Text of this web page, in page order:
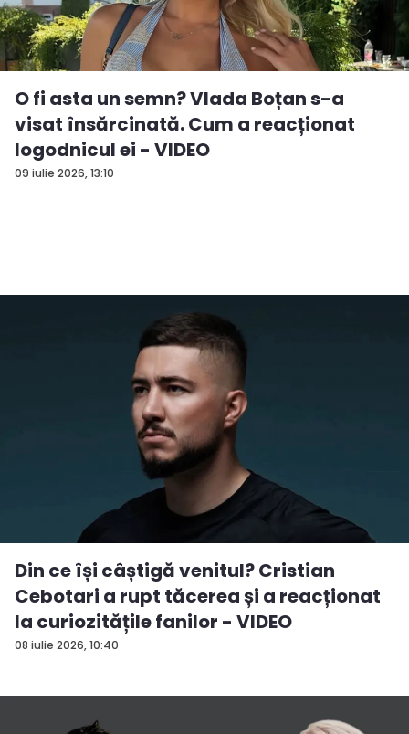
09 iulie 2026, 13:10
O fi asta un semn? Vlada Boțan s-a
visat însărcinată. Cum a reacționat
logodnicul ei - VIDEO
08 iulie 2026, 10:40
Din ce își câștigă venitul? Cristian
Cebotari a rupt tăcerea și a reacționat
la curiozitățile fanilor - VIDEO